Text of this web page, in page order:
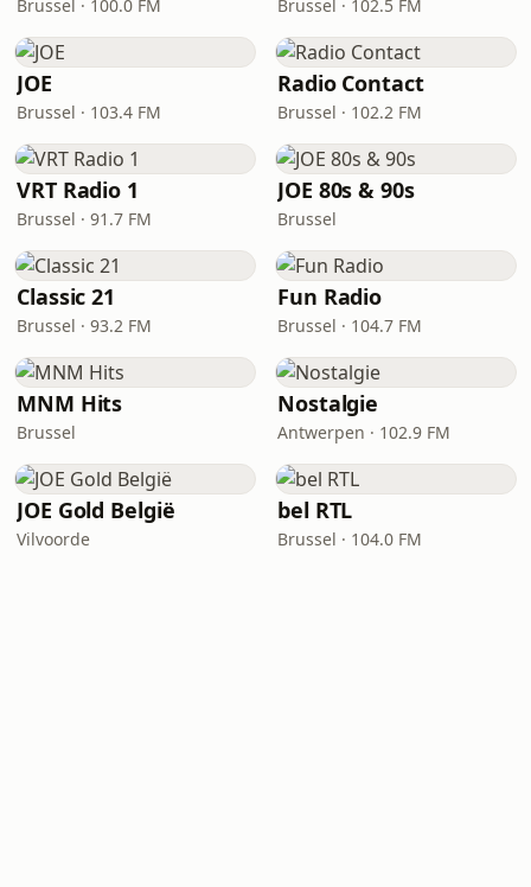
Brussel · 100.0 FM Brussel · 102.5 FM
JOE
Brussel · 103.4 FM
Radio Contact
Brussel · 102.2 FM
VRT Radio 1
Brussel · 91.7 FM
JOE 80s & 90s
Brussel
Classic 21
Brussel · 93.2 FM
Fun Radio
Brussel · 104.7 FM
MNM Hits
Brussel
Nostalgie
Antwerpen · 102.9 FM
JOE Gold België
Vilvoorde
bel RTL
Brussel · 104.0 FM